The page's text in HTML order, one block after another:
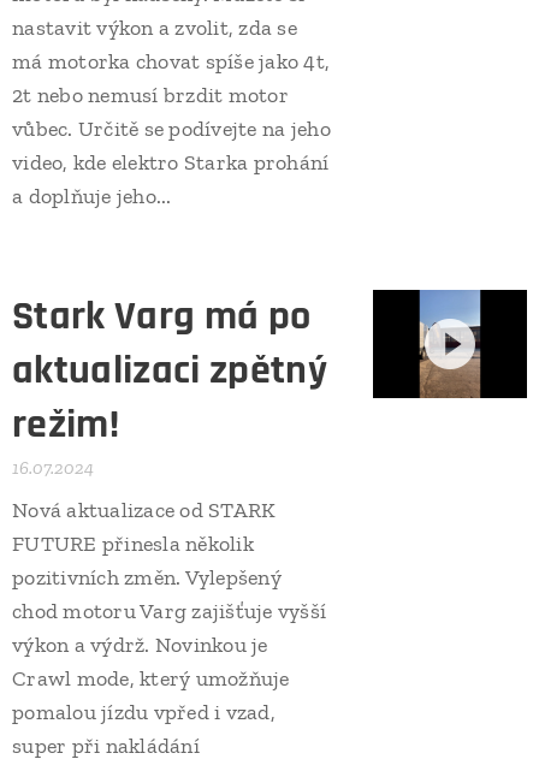
nastavit výkon a zvolit, zda se
má motorka chovat spíše jako 4t,
2t nebo nemusí brzdit motor
vůbec. Určitě se podívejte na jeho
video, kde elektro Starka prohání
a doplňuje jeho...
Stark Varg má po
aktualizaci zpětný
režim!
16.07.2024
Nová aktualizace od STARK
FUTURE přinesla několik
pozitivních změn. Vylepšený
chod motoru Varg zajišťuje vyšší
výkon a výdrž. Novinkou je
Crawl mode, který umožňuje
pomalou jízdu vpřed i vzad,
super při nakládání